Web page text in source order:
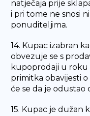
natječaja prije
i pri tome ne snosi
ponuditeljima.
14. Kupac izabran
obvezuje se s
kupoprodaji u roku
primitka obavijesti
će se da je odustao
15. Kupac je